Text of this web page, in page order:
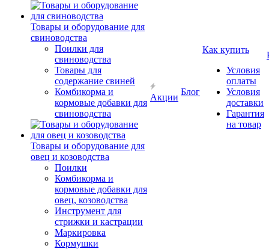
Товары и оборудование для
свиноводства
Поилки для
свиноводства
Товары для
содержание свиней
Комбикорма и
кормовые добавки для
свиноводства
Товары и оборудование для
овец и козоводства
Поилки
Комбикорма и
кормовые добавки для
овец, козоводства
Инструмент для
стрижки и кастрации
Маркировка
Кормушки
Акции
Блог
Как купить
Условия
оплаты
Условия
доставки
Гарантия
на товар